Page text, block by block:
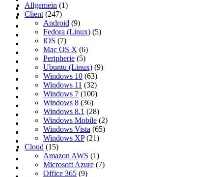
Allgemein (1)
Client (247)
Android (9)
Fedora (Linux) (5)
iOS (7)
Mac OS X (6)
Peripherie (5)
Ubuntu (Linux) (9)
Windows 10 (63)
Windows 11 (32)
Windows 7 (100)
Windows 8 (36)
Windows 8.1 (28)
Windows Mobile (2)
Windows Vista (65)
Windows XP(21)
Cloud (15)
Amazon AWS (1)
Microsoft Azure (7)
Office 365 (9)